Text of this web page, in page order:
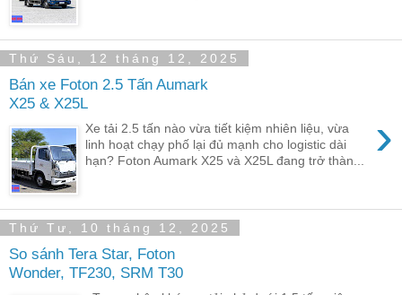
Thứ Sáu, 12 tháng 12, 2025
Bán xe Foton 2.5 Tấn Aumark
X25 & X25L
›
Xe tải 2.5 tấn nào vừa tiết kiệm nhiên liệu, vừa
linh hoạt chạy phố lại đủ mạnh cho logistic dài
hạn? Foton Aumark X25 và X25L đang trở thàn...
Thứ Tư, 10 tháng 12, 2025
So sánh Tera Star, Foton
Wonder, TF230, SRM T30